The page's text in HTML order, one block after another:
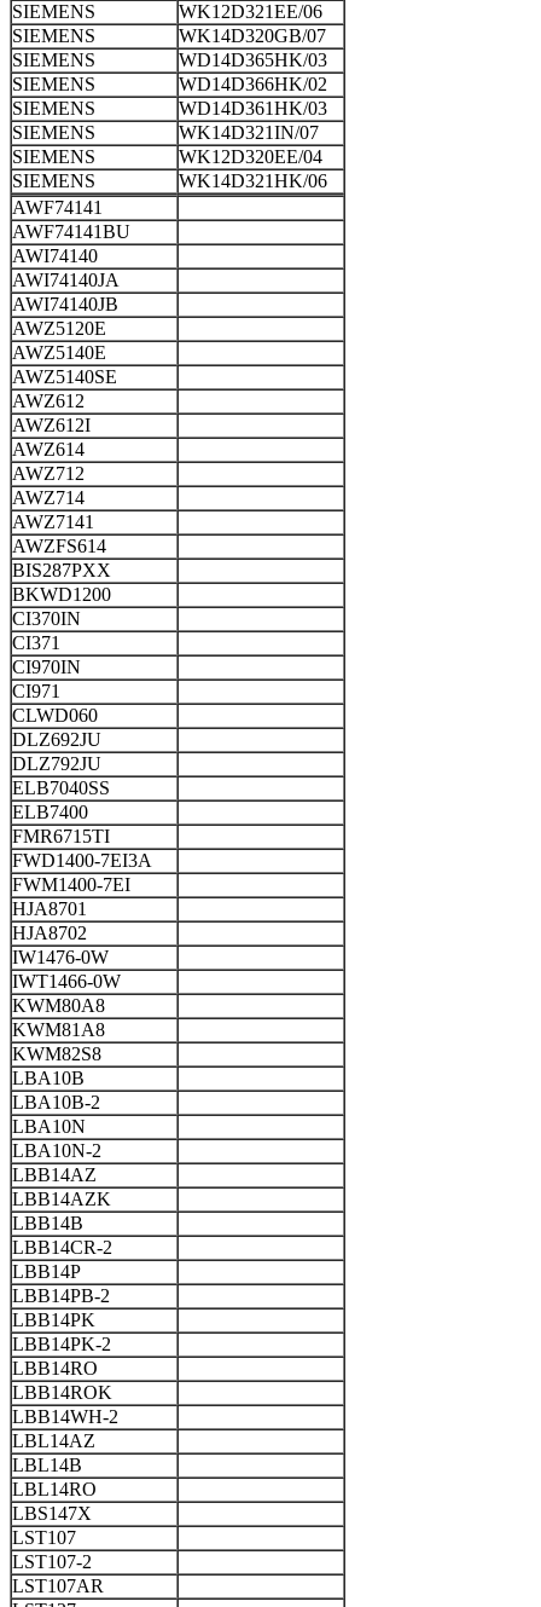
SIEMENS
WK12D321EE/06
SIEMENS
WK14D320GB/07
SIEMENS
WD14D365HK/03
SIEMENS
WD14D366HK/02
SIEMENS
WD14D361HK/03
SIEMENS
WK14D321IN/07
SIEMENS
WK12D320EE/04
SIEMENS
WK14D321HK/06
AWF74141
AWF74141BU
AWI74140
AWI74140JA
AWI74140JB
AWZ5120E
AWZ5140E
AWZ5140SE
AWZ612
AWZ612I
AWZ614
AWZ712
AWZ714
AWZ7141
AWZFS614
BIS287PXX
BKWD1200
CI370IN
CI371
CI970IN
CI971
CLWD060
DLZ692JU
DLZ792JU
ELB7040SS
ELB7400
FMR6715TI
FWD1400-7EI3A
FWM1400-7EI
HJA8701
HJA8702
IW1476-0W
IWT1466-0W
KWM80A8
KWM81A8
KWM82S8
LBA10B
LBA10B-2
LBA10N
LBA10N-2
LBB14AZ
LBB14AZK
LBB14B
LBB14CR-2
LBB14P
LBB14PB-2
LBB14PK
LBB14PK-2
LBB14RO
LBB14ROK
LBB14WH-2
LBL14AZ
LBL14B
LBL14RO
LBS147X
LST107
LST107-2
LST107AR